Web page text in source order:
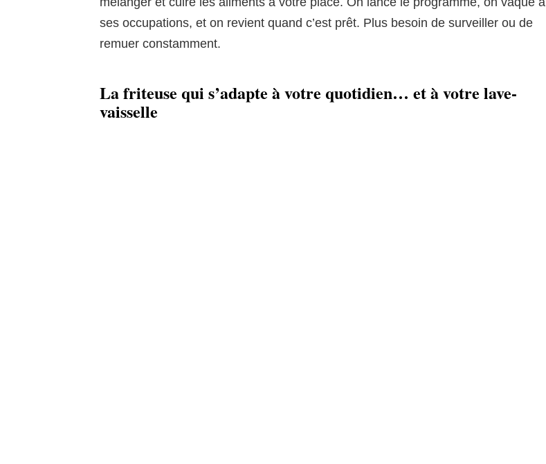
ses occupations, et on revient quand c’est prêt. Plus besoin de surveiller ou de
remuer constamment.
La friteuse qui s’adapte à votre quotidien… et à votre lave-
vaisselle